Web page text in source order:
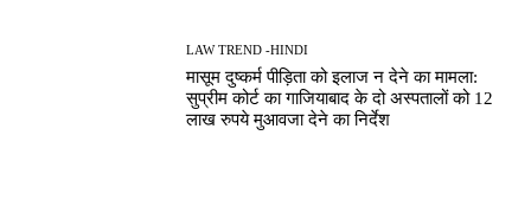
LAW TREND -HINDI
मासूम दुष्कर्म पीड़िता को इलाज न देने का मामला:
सुप्रीम कोर्ट का गाजियाबाद के दो अस्पतालों को 12
लाख रुपये मुआवजा देने का निर्देश